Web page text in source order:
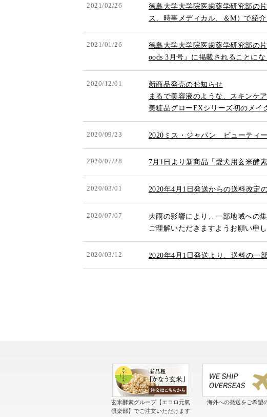
2021/02/26
徳島大学大学院医歯薬学研究部の
ス、時事メディカル、＆M）で紹介
2021/01/26
徳島大学大学院医歯薬学研究部の
oods 3月号』に掲載されることにな
2020/12/01
新商品発売のお知らせ
まるで美容液のような、スキンケ
美粧品グローEXシリーズ初のメイ
2020/09/23 2020ミス・ジャパン ビューティ
2020/07/28 7月1日より新商品「愛犬用玄米酵
2020/03/01 2020年4月1日発送からの送料改定
2020/07/07
大雨の影響により、一部地域への
ご理解いただきますようお願い申し
2020/03/12 2020年4月1日発送より、送料の一
玄米酵素グループ【エコロ元氣
倶楽部】でご注文いただけます
海外への発送をご希望